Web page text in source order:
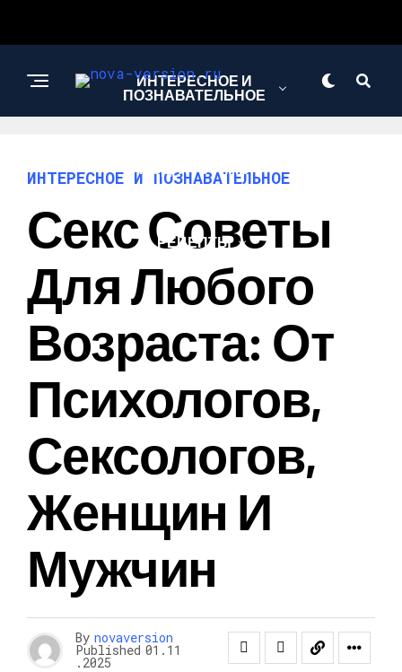
ИНТЕРЕСНОЕ И
ПОЗНАВАТЕЛЬНОЕ
МОДА И СТИЛЬ
РЕЦЕПТЫ
ИНТЕРЕСНОЕ И ПОЗНАВАТЕЛЬНОЕ
Секс Советы
Для Любого
Возраста: От
Психологов,
Сексологов,
Женщин И
Мужчин
By novaversion
Published 01.11
.2025